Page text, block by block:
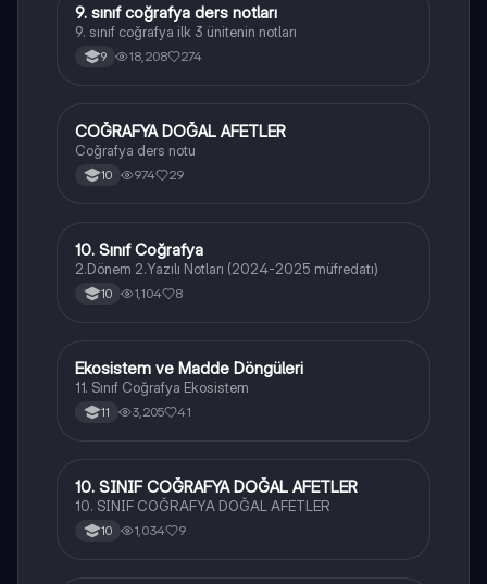
Coğrafya
9. sınıf coğrafya ders notları
9. sınıf coğrafya ilk 3 ünitenin notları
9 18,208 274
Coğrafya
COĞRAFYA DOĞAL AFETLER
Coğrafya ders notu
10 974 29
Coğrafya
10. Sınıf Coğrafya
2.Dönem 2.Yazılı Notları (2024-2025 müfredatı)
10 1,104 8
Coğrafya
Ekosistem ve Madde Döngüleri
11. Sınıf Coğrafya Ekosistem
11 3,205 41
Coğrafya
10. SINIF COĞRAFYA DOĞAL AFETLER
10. SINIF COĞRAFYA DOĞAL AFETLER
10 1,034 9